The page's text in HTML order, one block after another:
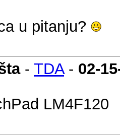
u pitanju?
- TDA- 02-
LM4F120